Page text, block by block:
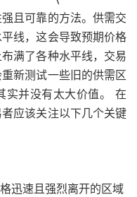
且可靠的方法。供需交
线，这会导致预期价格
满了各种水平线，交易
新测试一些旧的供需区
实并没有太大价值。 在
应该关注以下几个关键
迅速且强烈离开的区域